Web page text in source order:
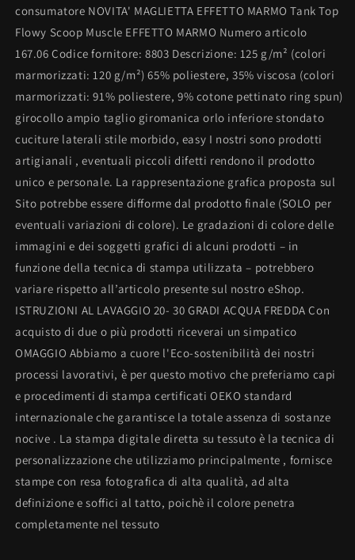
consumatore NOVITA' MAGLIETTA EFFETTO MARMO Tank Top
Flowy Scoop Muscle EFFETTO MARMO Numero articolo
167.06 Codice fornitore: 8803 Descrizione: 125 g/m² (colori
marmorizzati: 120 g/m²) 65% poliestere, 35% viscosa (colori
marmorizzati: 91% poliestere, 9% cotone pettinato ring spun)
girocollo ampio taglio giromanica orlo inferiore stondato
cuciture laterali stile morbido, easy I nostri sono prodotti
artigianali , eventuali piccoli difetti rendono il prodotto
unico e personale. La rappresentazione grafica proposta sul
Sito potrebbe essere difforme dal prodotto finale (SOLO per
eventuali variazioni di colore). Le gradazioni di colore delle
immagini e dei soggetti grafici di alcuni prodotti – in
funzione della tecnica di stampa utilizzata – potrebbero
variare rispetto all’articolo presente sul nostro eShop.
ISTRUZIONI AL LAVAGGIO 20- 30 GRADI ACQUA FREDDA Con
acquisto di due o più prodotti riceverai un simpatico
OMAGGIO Abbiamo a cuore l'Eco-sostenibilità dei nostri
processi lavorativi, è per questo motivo che preferiamo capi
e procedimenti di stampa certificati OEKO standard
internazionale che garantisce la totale assenza di sostanze
nocive . La stampa digitale diretta su tessuto è la tecnica di
personalizzazione che utilizziamo principalmente , fornisce
stampe con resa fotografica di alta qualità, ad alta
definizione e soffici al tatto, poichè il colore penetra
completamente nel tessuto